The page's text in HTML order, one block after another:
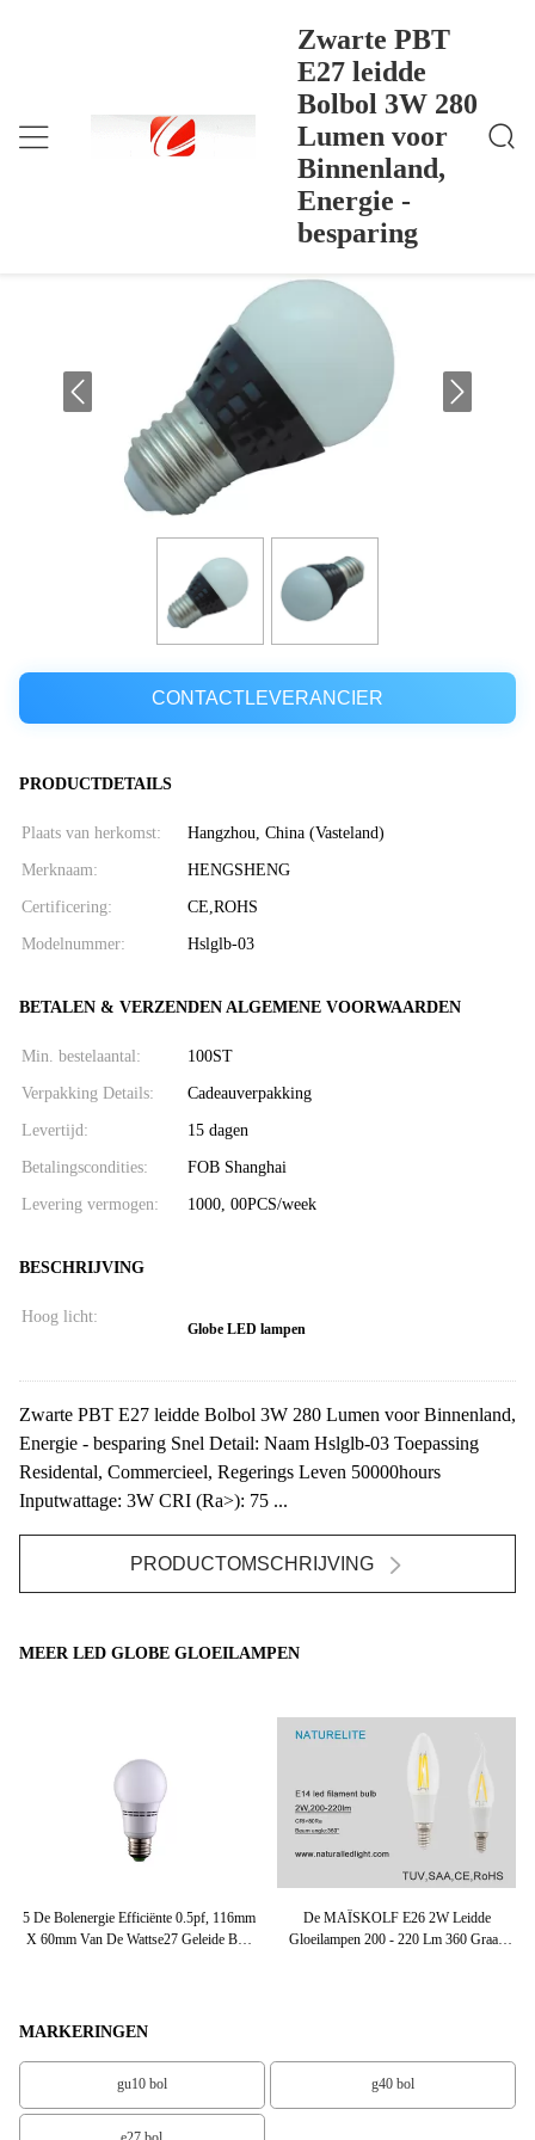
Zwarte PBT
E27 leidde
Bolbol 3W 280
Lumen voor
Binnenland,
Energie -
besparing
Zwarte PBT E27 Leidde Bolbol 3W 280 Lumen Voor
Binnenland, Energie - Besparing
Zwarte PBT E27 leidde Bolbol 3W 280
Lumen voor Binnenland, Energie -
CONTACTLEVERANCIER
PRODUCTDETAILS
Plaats van herkomst: Hangzhou, China (Vasteland)
Merknaam: HENGSHENG
Certificering: CE,ROHS
Modelnummer: Hslglb-03
BETALEN & VERZENDEN ALGEMENE VOORWAARDEN
Min. bestelaantal: 100ST
Verpakking Details: Cadeauverpakking
Levertijd: 15 dagen
Betalingscondities: FOB Shanghai
Levering vermogen: 1000, 00PCS/week
BESCHRIJVING
Hoog licht:
Globe LED lampen
Zwarte PBT E27 leidde Bolbol 3W 280 Lumen voor Binnenland,
Energie - besparing Snel Detail: Naam Hslglb-03 Toepassing
Residental, Commercieel, Regerings Leven 50000hours
Inputwattage: 3W CRI (Ra>): 75 ...
PRODUCTOMSCHRIJVING
MEER LED GLOBE GLOEILAMPEN
5 De Bolenergie Efficiënte 0.5pf, 116mm
X 60mm Van De Wattse27 Geleide Bol,
De MAÏSKOLF E26 2W Leidde
Gloeilampen 200 - 220 Lm 360 Graad
MARKERINGEN
gu10 bol g40 bol